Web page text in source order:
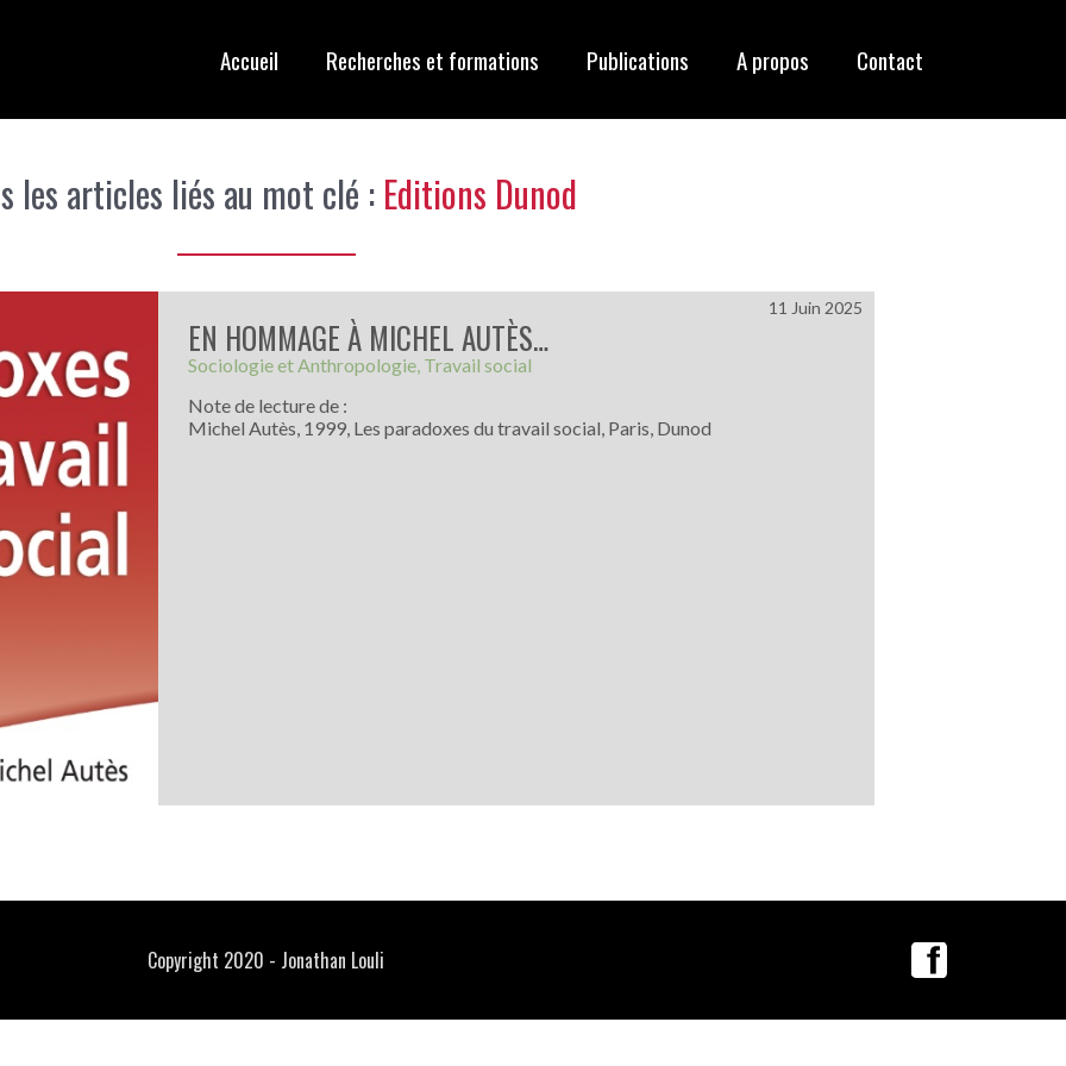
Accueil Recherches et formations Publications A propos Contact
les articles liés au mot clé : Editions Dunod
EN HOMMAGE À MICHEL AUTÈS…
Sociologie et Anthropologie Travail social
Note de lecture de :
Michel Autès, 1999, Les paradoxes du travail social, Paris, Dunod
11 Juin 2025
Copyright 2020 - Jonathan Louli